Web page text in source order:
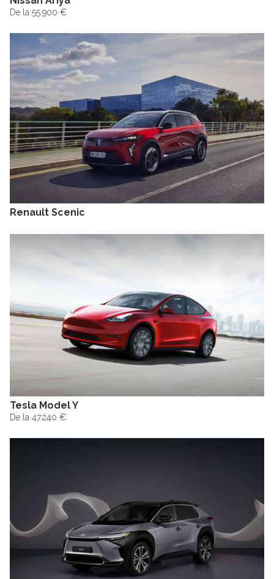
De la 55.900 €
Renault Scenic
Tesla Model Y
De la 47.240 €